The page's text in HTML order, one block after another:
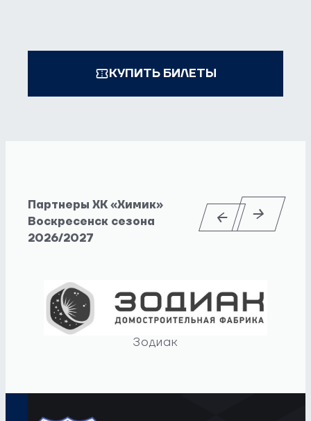
КУПИТЬ БИЛЕТЫ
Партнеры ХК «Химик»
Воскресенск сезона
2026/2027
Зодиак